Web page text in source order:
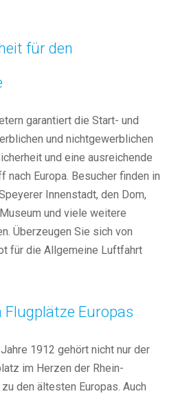
für den
garantiert die Start- und
und nichtgewerblichen
und eine ausreichende
nach Europa. Besucher finden in
Innenstadt, den Dom,
und viele weitere
Überzeugen Sie sich von
für die Allgemeine Luftfahrt
Flugplätze Europas
1912 gehört nicht nur der
im Herzen der Rhein-
den ältesten Europas. Auch